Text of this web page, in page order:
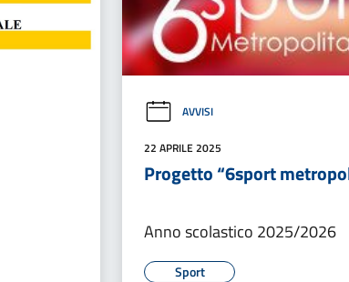
AVVISI
22 APRILE 2025
Progetto “6sport
Anno scolastico 2025/2026
Sport